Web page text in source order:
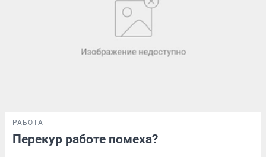
РАБОТА
Перекур работе помеха?